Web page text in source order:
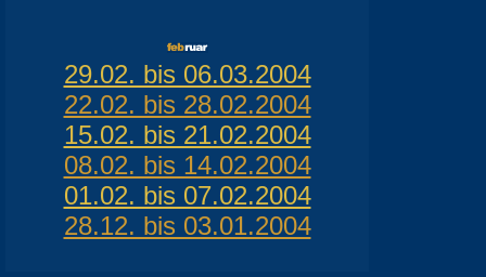
29.02. bis 06.03.2004
22.02. bis 28.02.2004
15.02. bis 21.02.2004
08.02. bis 14.02.2004
01.02. bis 07.02.2004
28.12. bis 03.01.2004